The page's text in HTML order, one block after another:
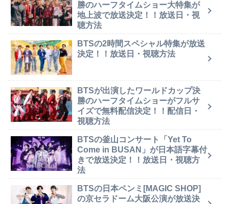
勝のハーフタイムショー大特集が
地上波で放送決定！！放送日・視
聴方法
BTSの2時間スペシャル特集が放送
決定！！放送日・視聴方法
BTSが出演したワールドカップ決
勝のハーフタイムショーがフルサ
イズで無料配信決定！！配信日・
視聴方法
BTSの釜山コンサート「Yet To
Come in BUSAN」が日本語字幕付
きで放送決定！！放送日・視聴方
法
BTSの日本ペンミ[MAGIC SHOP]
の京セラドーム大阪公演が放送決